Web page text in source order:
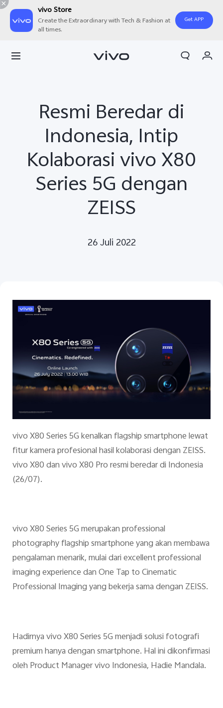
vivo Store
Create the Extraordinary with Tech & Fashion at
all times.
Get APP
Akun SayaResmi Beredar di
Indonesia, Intip
Kolaborasi vivo X80
Series 5G dengan
ZEISS
26 Juli 2022
vivo X80 Series 5G kenalkan flagship smartphone lewat
fitur kamera profesional hasil kolaborasi dengan ZEISS.
vivo X80 dan vivo X80 Pro resmi beredar di Indonesia
(26/07).
vivo X80 Series 5G merupakan professional
photography flagship smartphone yang akan membawa
pengalaman menarik, mulai dari excellent professional
imaging experience dan One Tap to Cinematic
Professional Imaging yang bekerja sama dengan ZEISS.
Hadirnya vivo X80 Series 5G menjadi solusi fotografi
premium hanya dengan smartphone. Hal ini dikonfirmasi
oleh Product Manager vivo Indonesia, Hadie Mandala.